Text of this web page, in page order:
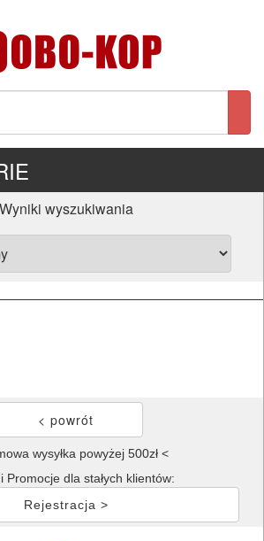
Wyniki wyszukiwania
wysyłka powyżej 500zł <
Promocje dla stałych klientów:
Rejestracja >